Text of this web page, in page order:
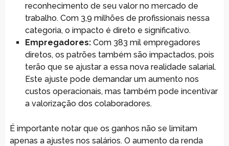
reconhecimento de seu valor no mercado de
trabalho. Com 3,9 milhões de profissionais nessa
categoria, o impacto é direto e significativo.
Empregadores:Com 383 mil empregadores
diretos, os patrões também são impactados, pois
terão que se ajustar a essa nova realidade salarial.
Este ajuste pode demandar um aumento nos
custos operacionais, mas também pode incentivar
a valorização dos colaboradores.
É importante notar que os ganhos não se limitam
apenas a ajustes nos salários. O aumento da renda